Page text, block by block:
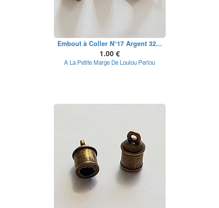
Embout à Coller N°17 Argent 32...
1.00 €
A La Petite Marge De Loulou Perlou